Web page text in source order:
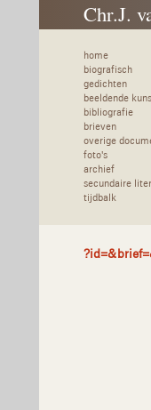
Chr.J.
home
biografisch
gedichten
beeldende
bibliografie
brieven
overige
foto's
archief
secundaire
tijdbalk